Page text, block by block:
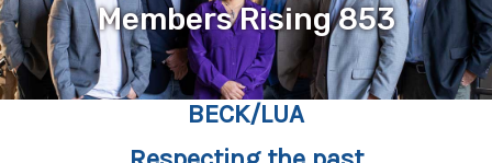
Members Rising 853
BECK/LUA